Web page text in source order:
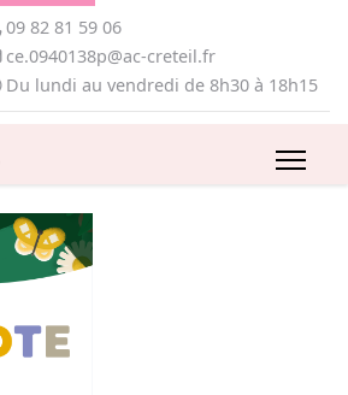
09 82 81 59 06
ce.0940138p@ac-creteil.fr
Du lundi au vendredi de 8h30 à 18h15